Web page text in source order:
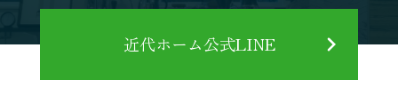
近代ホーム公式LINE